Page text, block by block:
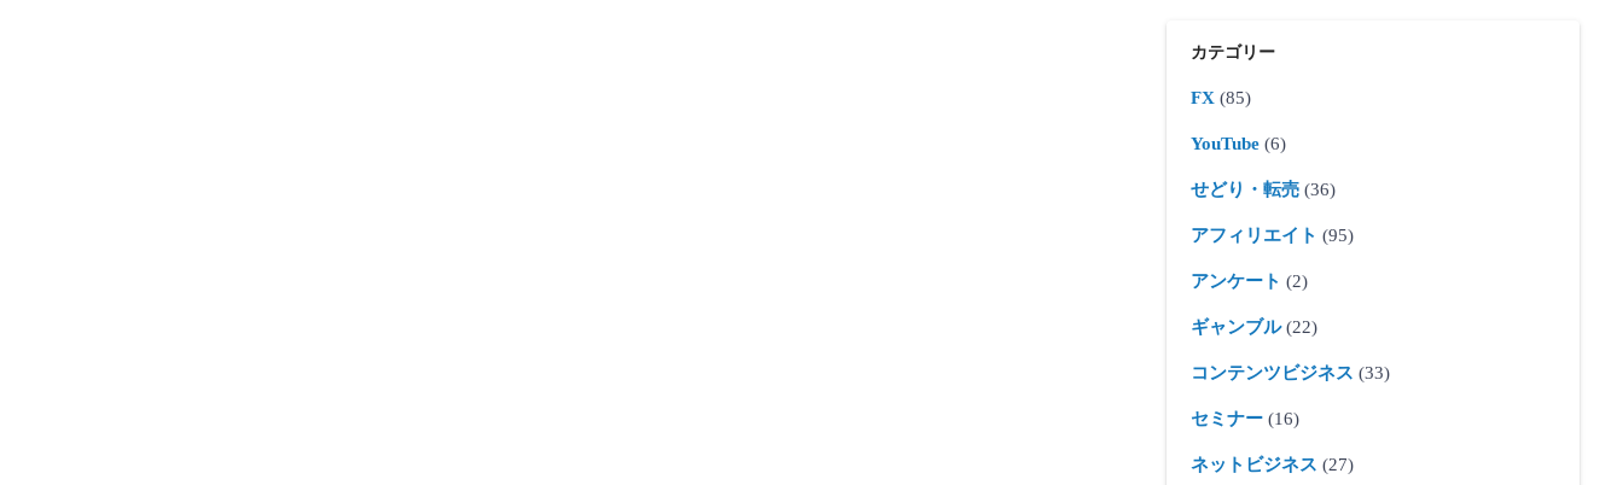
カテゴリー
FX (85)
YouTube (6)
せどり・転売 (36)
アフィリエイト (95)
アンケート (2)
ギャンブル(22)
コンテンツビジネス (33)
セミナー (16)
ネットビジネス (27)